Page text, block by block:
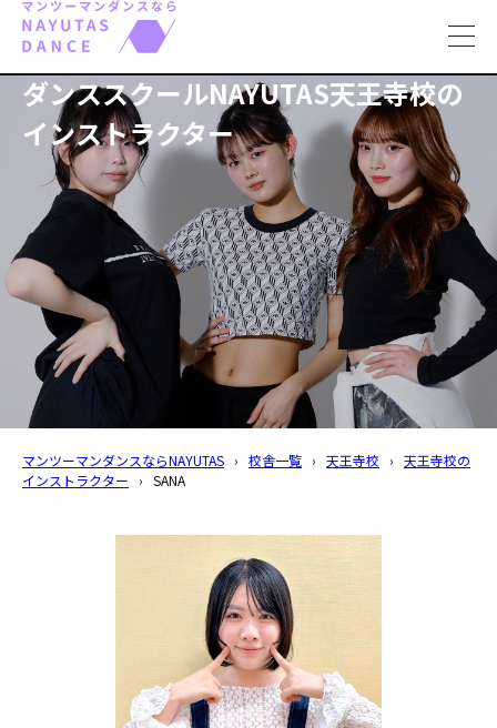
ダンススクールNAYUTAS天王寺校の
インストラクター
マンツーマンダンスならNAYUTAS › 校舎一覧 › 天王寺校 › 天王寺校の
インストラクター › SANA